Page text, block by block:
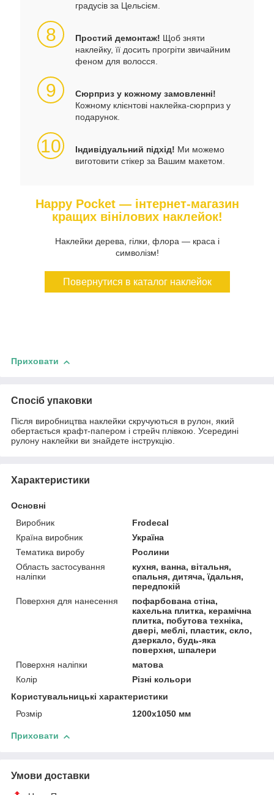
градусів за Цельсієм.
8 Простий демонтаж! Щоб зняти
наклейку, її досить прогріти звичайним
феном для волосся.
9
Сюрприз у кожному замовленні!
Кожному клієнтові наклейка-сюрприз у
подарунок.
10 Індивідуальний підхід! Ми можемо
виготовити стікер за Вашим макетом.
Happy Pocket — інтернет-магазин
кращих вінілових наклейок!
Наклейки дерева, гілки, флора — краса і
символізм!
Повернутися в каталог наклейок
Приховати
Спосіб упаковки
Після виробництва наклейки скручуються в рулон, який
обертається крафт-папером і стрейч плівкою. Усередині
рулону наклейки ви знайдете інструкцію.
Характеристики
Основні
Виробник
Frodecal
Країна виробник
Україна
Тематика виробу
Рослини
Область застосування
наліпки
кухня, ванна, вітальня,
спальня, дитяча, їдальня,
передпокій
Поверхня для нанесення
пофарбована стіна,
кахельна плитка, керамічна
плитка, побутова техніка,
двері, меблі, пластик, скло,
дзеркало, будь-яка
поверхня, шпалери
Поверхня наліпки
матова
Колір
Різні кольори
Користувальницькі характеристики
Розмір
1200х1050 мм
Приховати
Умови доставки